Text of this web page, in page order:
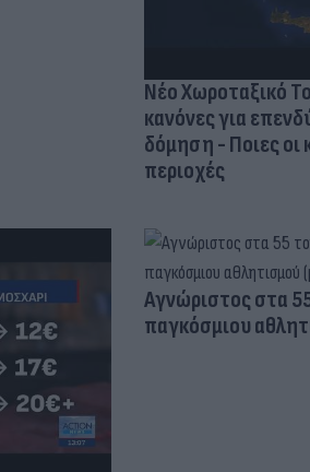
Νέο Χωροταξικό
κανόνες για
δόμηση - Ποιες οι
περιοχές
Aγνώριστος στα
παγκόσμιου